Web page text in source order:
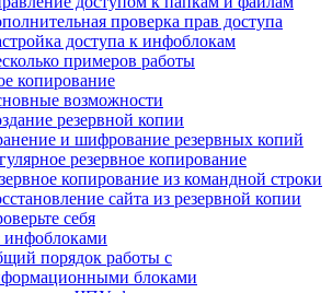
проверка прав доступа
доступа к инфоблокам
примеров работы
копирование
возможности
резервной копии
и шифрование резервных копий
резервное копирование
копирование из командной строки
сайта из резервной копии
себя
инфоблоками
порядок работы с
блоками